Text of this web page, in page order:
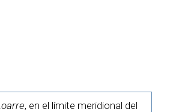
, en el límite meridional del